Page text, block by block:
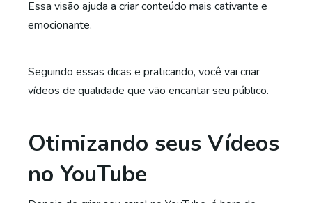
Essa visão ajuda a criar conteúdo mais cativante e
emocionante.
Seguindo essas dicas e praticando, você vai criar
vídeos de qualidade que vão encantar seu público.
Otimizando seus Vídeos
no YouTube